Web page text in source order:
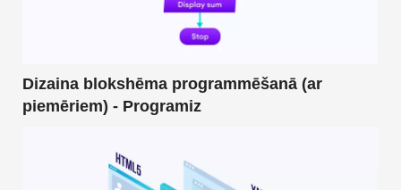
Dizaina blokshēma programmēšanā (ar
piemēriem) - Programiz